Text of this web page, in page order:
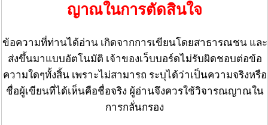
ญาณในการตัดสินใจ
ข้อความที่ท่านได้อ่าน เกิดจากการเขียนโดยสาธารณชน และ
ส่งขึ้นมาแบบอัตโนมัติ เจ้าของเว็บบอร์ดไม่รับผิดชอบต่อข้อ
ความใดๆทั้งสิ้น เพราะไม่สามารถ ระบุได้ว่าเป็นความจริงหรือ
ชื่อผู้เขียนที่ได้เห็นคือชื่อจริง ผู้อ่านจึงควรใช้วิจารณญาณใน
การกลั่นกรอง